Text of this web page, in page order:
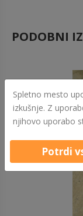
PODOBNI
Spletno mesto
izkušnje. Z
njihovo uporabo
Potrdi